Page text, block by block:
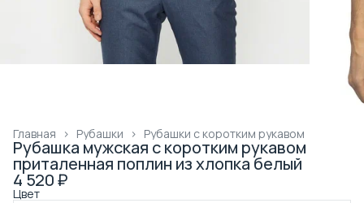
Рубашки с коротким рукавом
Рубашки ›
Главная ›
Рубашка мужская с коротким рукавом
приталенная поплин из хлопка белый
4 520 ₽
Цвет